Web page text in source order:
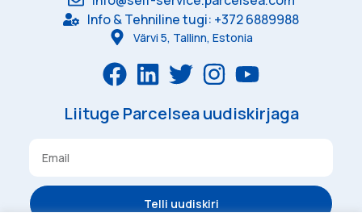
Info & Tehniline tugi: +372 6889988
Värvi 5, Tallinn, Estonia
Liituge Parcelsea uudiskirjaga
Telli uudiskiri